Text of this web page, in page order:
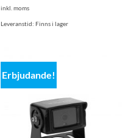
inkl. moms
Leveranstid: Finns i lager
Erbjudande!